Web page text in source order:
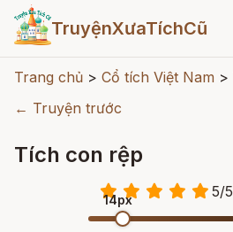
TruyệnXưaTíchCũ
Trang chủ > Cổ tích Việt Nam >
← Truyện trước
Tích con rệp
5/5
14px